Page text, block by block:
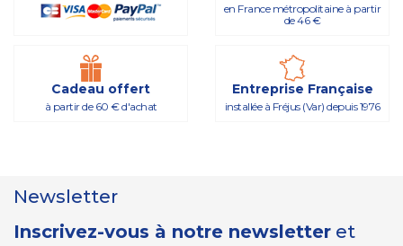
en France métropolitaine à partir
de 46 €
Cadeau offert
à partir de 60 € d'achat
Entreprise Française
installée à Fréjus (Var) depuis 1976
Newsletter
Inscrivez-vous à notre newsletter et